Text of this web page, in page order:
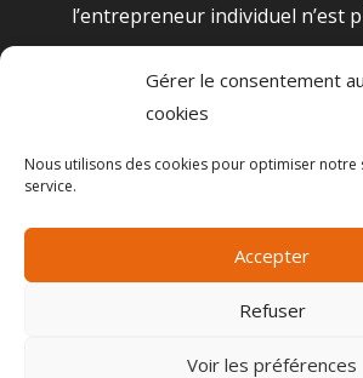
Gérer le consentement
cookies
Nous utilisons des cookies pour optimiser notre
service.
Accepter
Refuser
Voir les préférences
l’entrepreneur individuel n’est
suspension de permis
Le permis de conduire